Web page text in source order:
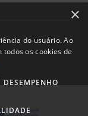
×
do usuário. Ao
os cookies de
DESEMPENHO